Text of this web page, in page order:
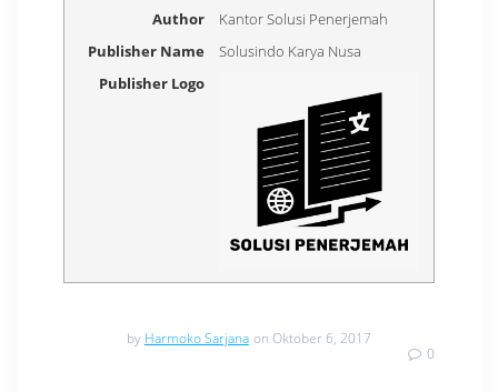
Author
Kantor Solusi Penerjemah
Publisher Name
Solusindo Karya Nusa
Publisher Logo
by Harmoko Sarjana on Oktober 6, 2017
0